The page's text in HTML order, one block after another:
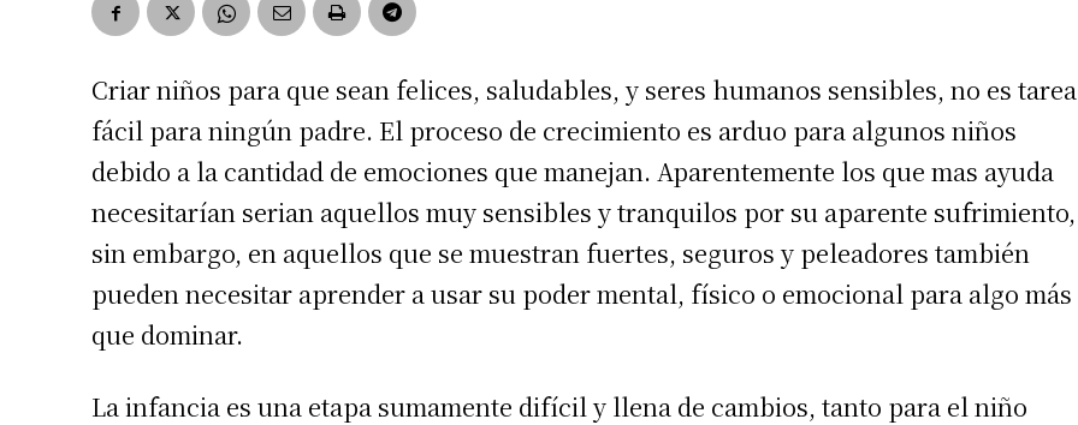
Criar niños para que sean felices, saludables, y seres humanos sensibles, no es tarea
fácil para ningún padre. El proceso de crecimiento es arduo para algunos niños
debido a la cantidad de emociones que manejan. Aparentemente los que mas ayuda
necesitarían serian aquellos muy sensibles y tranquilos por su aparente sufrimiento,
sin embargo, en aquellos que se muestran fuertes, seguros y peleadores también
pueden necesitar aprender a usar su poder mental, físico o emocional para algo más
que dominar.
La infancia es una etapa sumamente difícil y llena de cambios, tanto para el niño